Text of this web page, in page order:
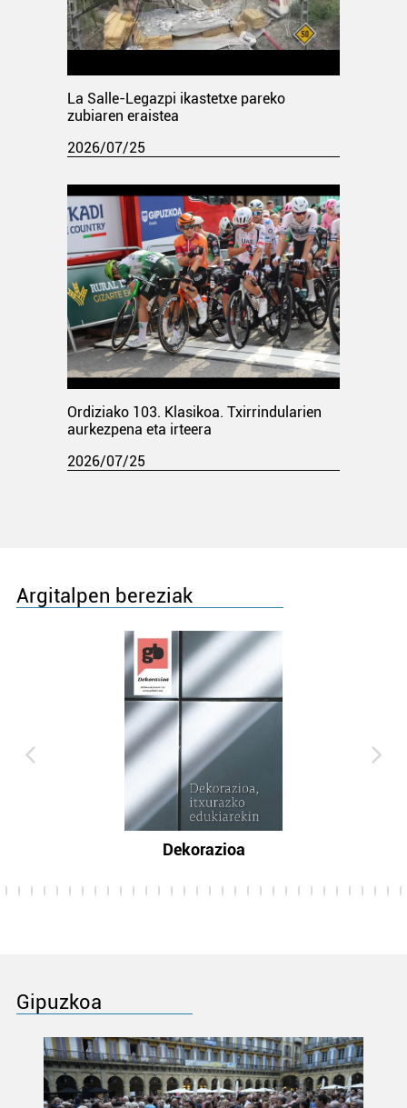
La Salle-Legazpi ikastetxe pareko
zubiaren eraistea
2026/07/25
Ordiziako 103. Klasikoa. Txirrindularien
aurkezpena eta irteera
2026/07/25
Argitalpen bereziak
Dekorazioa
Gipuzkoa